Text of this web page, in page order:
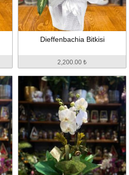
Dieffenbachia Bitkisi
2,200.00 ₺